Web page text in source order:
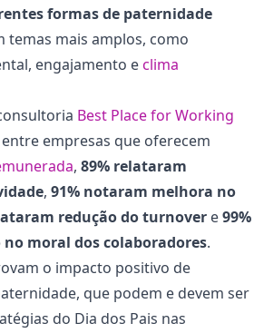
formas de paternidade
temas mais amplos, como
engajamento eclima
Best Place for Working
empresas que oferecem
, 89% relataram
, 91% notaram melhora no
redução do turnover e99%
no moral dos colaboradores.
o impacto positivo de
que podem e devem ser
do Dia dos Pais nas